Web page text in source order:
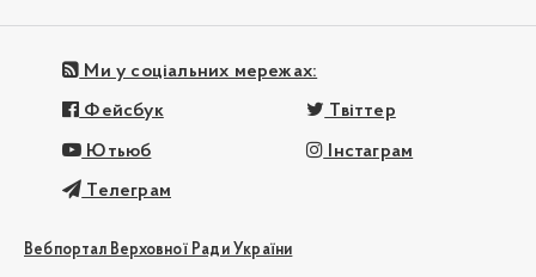
Ми у соціальних мережах:
Фейсбук Твіттер
Ютьюб Інстаграм
Телеграм
Вебпортал Верховної Ради України